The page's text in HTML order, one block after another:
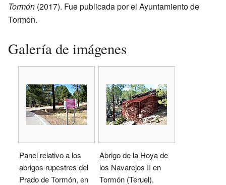
Tormón (2017). Fue publicada por el Ayuntamiento de
Tormón.
Galería de imágenes
Panel relativo a los
abrigos rupestres del
Prado de Tormón, en
Abrigo de la Hoya de
los Navarejos II en
Tormón (Teruel),